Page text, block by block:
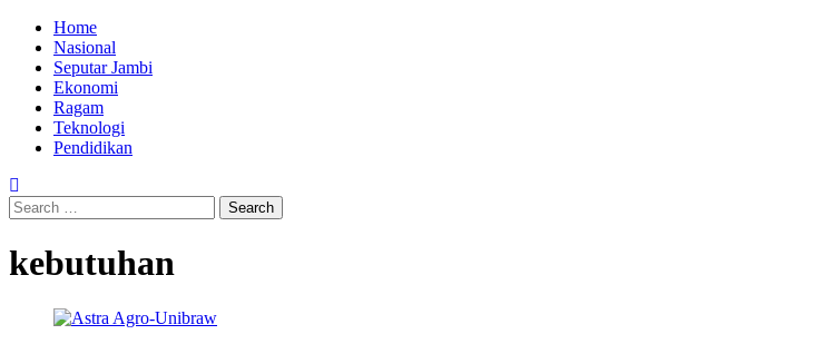
Skip
content
Primary
Menu
Home
Nasional
Seputar Jambi
Ekonomi
Ragam
Teknologi
Pendidikan
Search
for:
kebutuhan